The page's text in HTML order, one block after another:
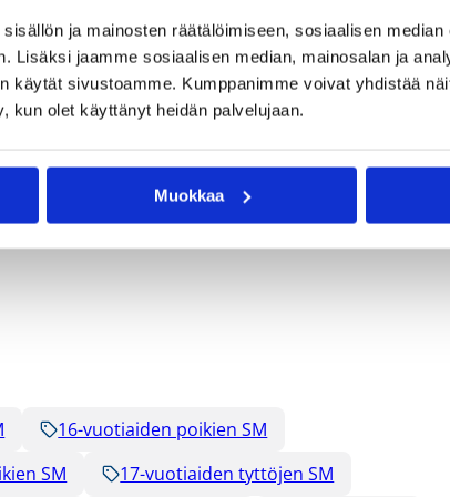
ja mainosten räätälöimiseen, sosiaalisen
Lisäksi jaamme sosiaalisen median, mainosalan ja
käytät sivustoamme. Kumppanimme voivat yhdistää
kun olet käyttänyt heidän palvelujaan.
Muokkaa
kuuluvat kilpailujohtaja Tom Westerholm
ja kurinpitoyksikölle kilpailusääntöjen 64§
16-vuotiaiden poikien SM
SM
17-vuotiaiden tyttöjen SM